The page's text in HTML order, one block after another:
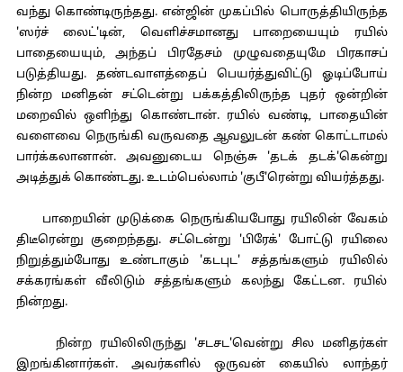
வந்து கொண்டிருந்தது. என்ஜின் முகப்பில் பொருத்தியிருந்த
'ஸர்ச் லைட்'டின், வெளிச்சமானது பாறையையும் ரயில்
பாதையையும், அந்தப் பிரதேசம் முழுவதையுமே பிரகாசப்
படுத்தியது. தண்டவாளத்தைப் பெயர்த்துவிட்டு ஓடிப்போய்
நின்ற மனிதன் சட்டென்று பக்கத்திலிருந்த புதர் ஒன்றின்
மறைவில் ஒளிந்து கொண்டான். ரயில் வண்டி, பாதையின்
வளைவை நெருங்கி வருவதை ஆவலுடன் கண் கொட்டாமல்
பார்க்கலானான். அவனுடைய நெஞ்சு 'தடக் தடக்'கென்று
அடித்துக் கொண்டது. உடம்பெல்லாம் 'குபீ'ரென்று வியர்த்தது.
பாறையின் முடுக்கை நெருங்கியபோது ரயிலின் வேகம்
திடீரென்று குறைந்தது. சட்டென்று 'பிரேக்' போட்டு ரயிலை
நிறுத்தும்போது உண்டாகும் 'கடபுட' சத்தங்களும் ரயிலில்
சக்கரங்கள் வீலிடும் சத்தங்களும் கலந்து கேட்டன. ரயில்
நின்றது.
நின்ற ரயிலிலிருந்து 'சடசட'வென்று சில மனிதர்கள்
இறங்கினார்கள். அவர்களில் ஒருவன் கையில் லாந்தர்